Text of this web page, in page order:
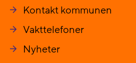
Kontakt kommunen
Vakttelefoner
Nyheter